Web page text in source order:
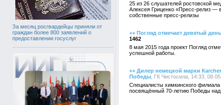
За месяц росгвардейцы приняли от
граждан более 800 заявлений о
предоставлении госуслуг
25 из 26 слушателей ростовской
Алексея Гриценко «Пресс-релиз —
собственные пресс-релизы
++ Погляд отмечает девятый
1462
8 мая 2015 года проект Погляд
успешной работы.
++ Дилер немецкой марки
Победы , ГК Чистосила, 14:33,
Специалисты химкинского
посвящённый 70-летию Победы